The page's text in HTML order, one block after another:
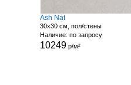
Ash Nat
30x30 см, пол/стены
Наличие: по запросу
10249 р/м²